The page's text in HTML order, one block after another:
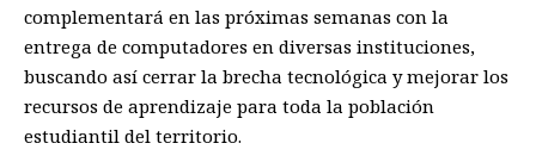
complementará en las próximas semanas con la
entrega de computadores en diversas instituciones,
buscando así cerrar la brecha tecnológica y mejorar los
recursos de aprendizaje para toda la población
estudiantil del territorio.